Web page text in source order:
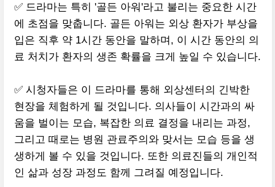
✅ 드라마는 특히 '골든 아워'라고 불리는 중요한 시간
에 초점을 맞춥니다. 골든 아워는 외상 환자가 부상을
입은 직후 약 1시간 동안을 말하며, 이 시간 동안의 의
료 처치가 환자의 생존 확률을 크게 높일 수 있습니다.
✅ 시청자들은 이 드라마를 통해 외상센터의 긴박한
현장을 체험하게 될 것입니다. 의사들이 시간과의 싸
움을 벌이는 모습, 복잡한 의료 결정을 내리는 과정,
그리고 때로는 병원 관료주의와 맞서는 모습 등을 생
생하게 볼 수 있을 것입니다. 또한 의료진들의 개인적
인 삶과 성장 과정도 함께 그려질 예정입니다.